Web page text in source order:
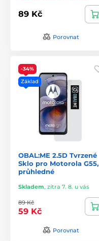
89 Kč
Porovnat
-34%
Základ
OBAL:ME 2.5D Tvrzené
Sklo pro Motorola G55,
průhledné
Skladem, zítra 7. 8. u vás
89 Kč
59 Kč
Porovnat